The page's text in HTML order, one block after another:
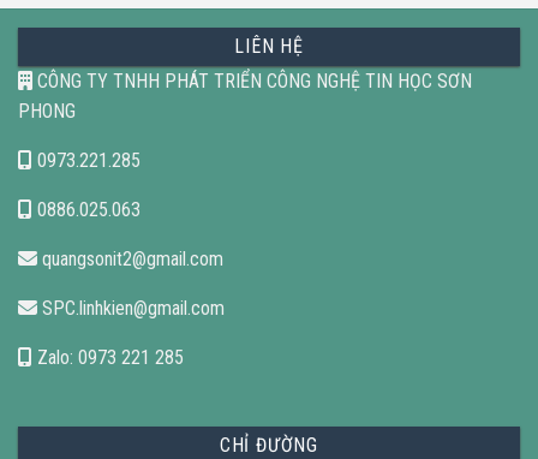
LIÊN HỆ
CÔNG TY TNHH PHÁT TRIỂN CÔNG NGHỆ TIN HỌC SƠN
PHONG
0973.221.285
0886.025.063
quangsonit2@gmail.com
SPC.linhkien@gmail.com
Zalo: 0973 221 285
CHỈ ĐƯỜNG